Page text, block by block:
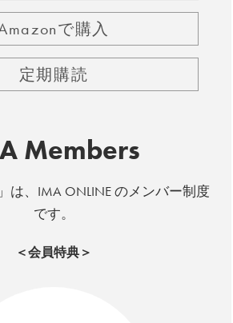
で購入
定期購読
Members
」は、IMA ONLINE のメンバー制度
です。
＜会員特典＞